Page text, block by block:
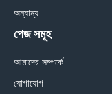
অন্যান্য
পেজ সমূহ
আমাদের সম্পর্কে
যোগাযোগ